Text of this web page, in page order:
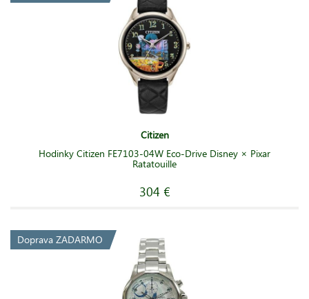
Citizen
Hodinky Citizen FE7103-04W Eco-Drive Disney × Pixar
Ratatouille
304 €
Doprava ZADARMO